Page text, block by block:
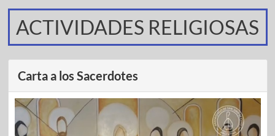
ACTIVIDADES RELIGIOSAS
Carta a los Sacerdotes